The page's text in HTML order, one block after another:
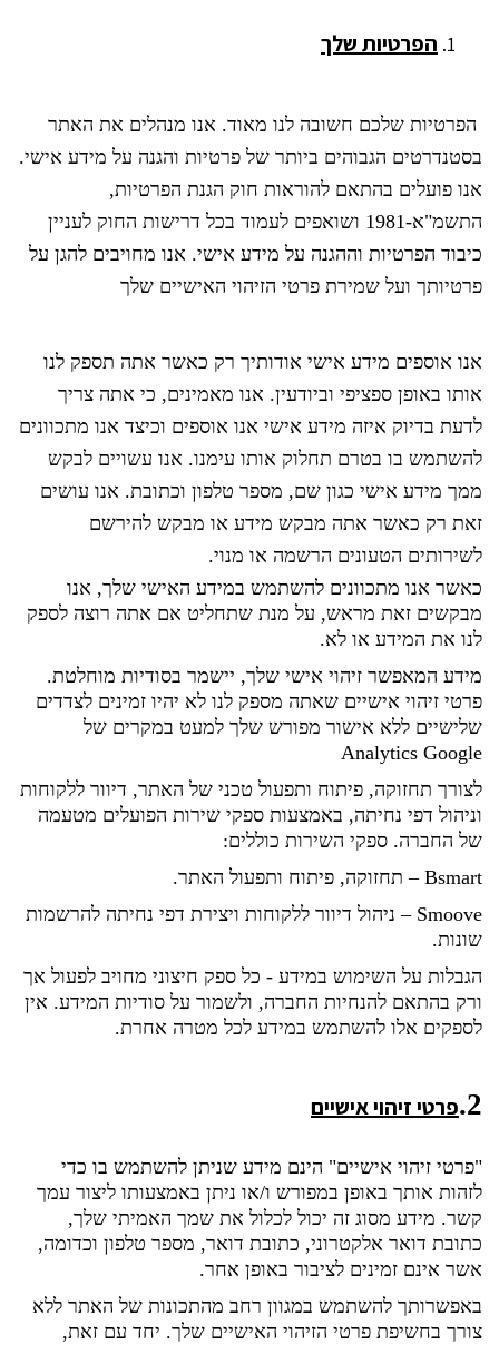
הפרטיות שלך
הפרטיות שלכם חשובה לנו מאוד. אנו מנהלים את האתר
בסטנדרטים הגבוהים ביותר של פרטיות והגנה על מידע אישי.
אנו פועלים בהתאם להוראות חוק הגנת הפרטיות,
התשמ"א-1981 ושואפים לעמוד בכל דרישות החוק לעניין
כיבוד הפרטיות וההגנה על מידע אישי. אנו מחויבים להגן על
פרטיותך ועל שמירת פרטי הזיהוי האישיים שלך
אנו אוספים מידע אישי אודותיך רק כאשר אתה תספק לנו
אותו באופן ספציפי וביודעין. אנו מאמינים, כי אתה צריך
לדעת בדיוק איזה מידע אישי אנו אוספים וכיצד אנו מתכוונים
להשתמש בו בטרם תחלוק אותו עימנו. אנו עשויים לבקש
ממך מידע אישי כגון שם, מספר טלפון וכתובת. אנו עושים
זאת רק כאשר אתה מבקש מידע או מבקש להירשם
לשירותים הטעונים הרשמה או מנוי.
כאשר אנו מתכוונים להשתמש במידע האישי שלך, אנו
מבקשים זאת מראש, על מנת שתחליט אם אתה רוצה לספק
לנו את המידע או לא.
מידע המאפשר זיהוי אישי שלך, יישמר בסודיות מוחלטת.
פרטי זיהוי אישיים שאתה מספק לנו לא יהיו זמינים לצדדים
שלישיים ללא אישור מפורש שלך למעט במקרים של
Analytics Google
לצורך תחזוקה, פיתוח ותפעול טכני של האתר, דיוור ללקוחות
וניהול דפי נחיתה, באמצעות ספקי שירות הפועלים מטעמה
של החברה. ספקי השירות כוללים:
Bsmart
– תחזוקה, פיתוח ותפעול האתר.
Smoove
– ניהול דיוור ללקוחות ויצירת דפי נחיתה להרשמות
שונות.
הגבלות על השימוש במידע - כל ספק חיצוני מחויב לפעול אך
ורק בהתאם להנחיות החברה, ולשמור על סודיות המידע. אין
לספקים אלו להשתמש במידע לכל מטרה אחרת.
2. פרטי זיהוי אישיים
"פרטי זיהוי אישיים" הינם מידע שניתן להשתמש בו כדי
לזהות אותך באופן במפורש ו/או ניתן באמצעותו ליצור עמך
קשר. מידע מסוג זה יכול לכלול את שמך האמיתי שלך,
כתובת דואר אלקטרוני, כתובת דואר, מספר טלפון וכדומה,
אשר אינם זמינים לציבור באופן אחר.
באפשרותך להשתמש במגוון רחב מהתכונות של האתר ללא
צורך בחשיפת פרטי הזיהוי האישיים שלך. יחד עם זאת,